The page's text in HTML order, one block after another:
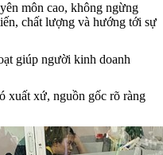
môn cao, không ngừng
chất lượng và hướng tới sự
giúp người kinh doanh
xuất xứ, nguồn gốc rõ ràng